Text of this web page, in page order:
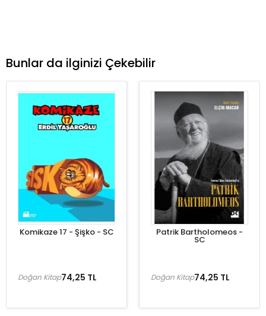
Bunlar da ilginizi Çekebilir
Komikaze 17 - Şişko - SC
74,25 TL
Doğan Kitap
Patrik Bartholomeos -
SC
74,25 TL
Doğan Kitap